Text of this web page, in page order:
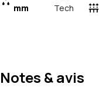
mm
Tech
Notes & avis